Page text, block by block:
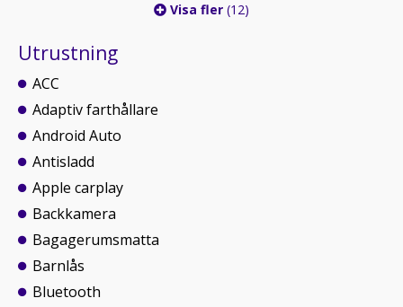
Visa fler (12)
Utrustning
ACC
Adaptiv farthållare
Android Auto
Antisladd
Apple carplay
Backkamera
Bagagerumsmatta
Barnlås
Bluetooth